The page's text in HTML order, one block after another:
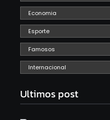
Economia
Esporte
Famosos
Internacional
Ultimos post